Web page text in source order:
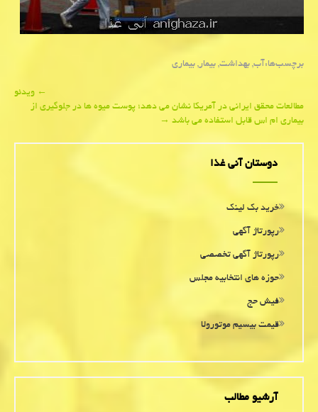
برچسب‌ها:آب,بهداشت,بیمار,بیماری
navigation
←ویدئو
مطالعات محقق ایرانی در آمریكا نشان می دهد؛ پوست میوه ها در جلوگیری از
بیماری ام اس قابل استفاده می باشد→
دوستان آنی غذا
خرید بک لینک
رپورتاژ آگهی
رپورتاژ آگهی تخصصی
حوزه های انتخابیه مجلس
فیش حج
قیمت بیسیم موتورولا
آرشیو مطالب